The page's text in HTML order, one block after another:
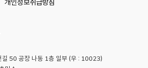
개인정보취급방침
50 공장 나동 1층 일부 (우 : 10023)